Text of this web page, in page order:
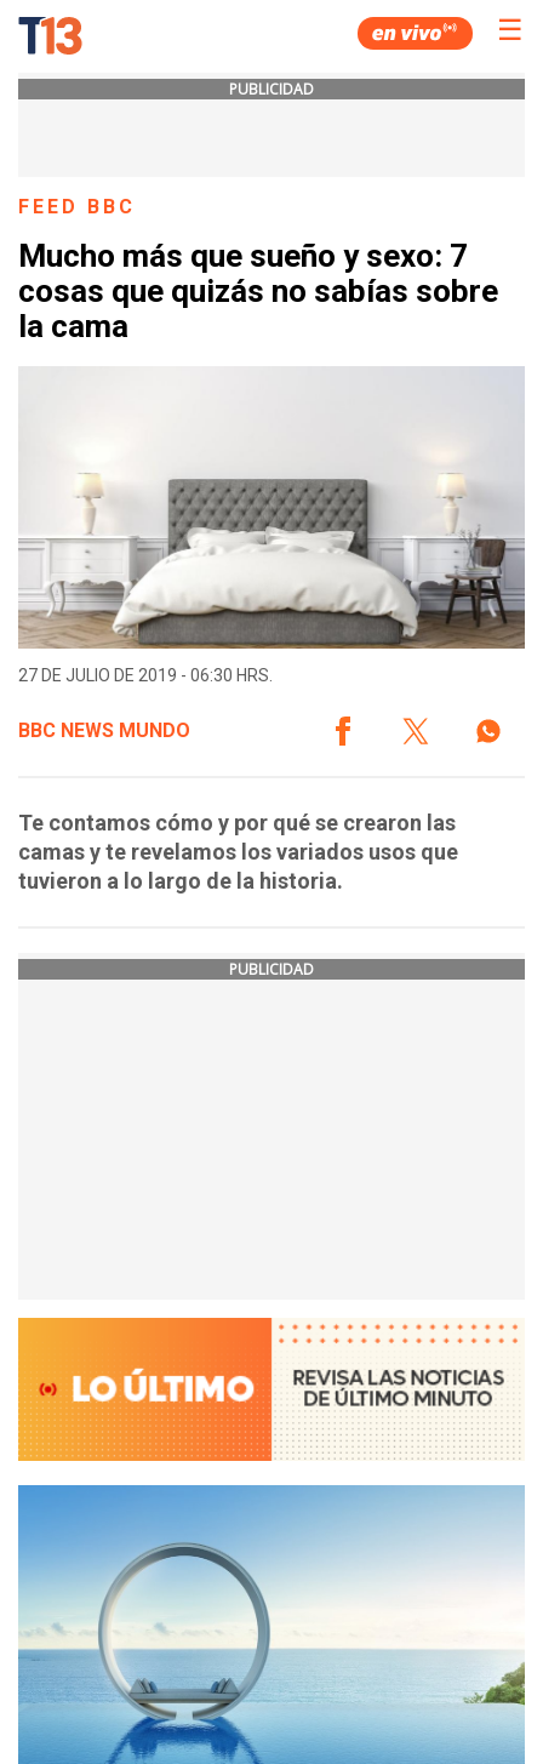
☰
PUBLICIDAD
FEED BBC
Mucho más que sueño y sexo: 7
cosas que quizás no sabías sobre
la cama
27 DE JULIO DE 2019 - 06:30 HRS.
BBC NEWS MUNDO
Te contamos cómo y por qué se crearon las
camas y te revelamos los variados usos que
tuvieron a lo largo de la historia.
PUBLICIDAD